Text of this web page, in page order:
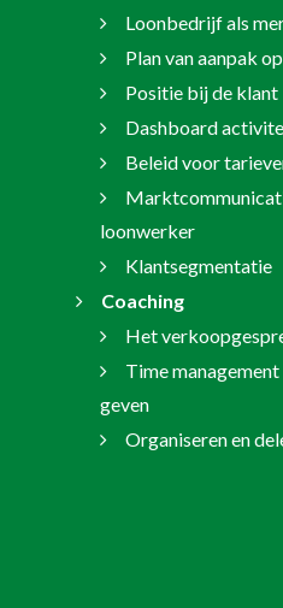
Loonbedrijf als
Plan van aanpak
Positie bij de klant
Dashboard
Beleid voor
loonwerker
Klantsegmentatie
Coaching
Het
Time
geven
Organiseren en